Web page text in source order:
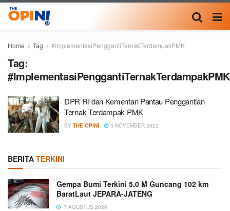
Home Tag #ImplementasiPenggantiTernakTerdampakPMK
Tag:
#ImplementasiPenggantiTernakTerdampakPMK
DPR RI dan Kementan Pantau Penggantian
Ternak Terdampak PMK
BY THE OPINI 5 NOVEMBER 2022
BERITA TERKINI
Gempa Bumi Terkini 5.0 M Guncang 102 km
BaratLaut JEPARA-JATENG
7 AGUSTUS 2026